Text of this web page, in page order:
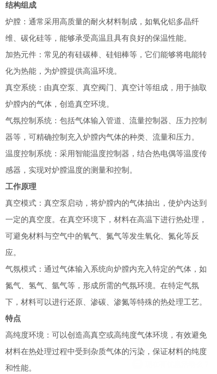
结构组成
炉膛：通常采用高质量的耐火材料制成，如氧化铝多晶纤
维、碳化硅等，能够承受高温且具有良好的保温性能。
加热元件：常见的有硅碳棒、硅钼棒等，它们能够将电能转
化为热能，为炉膛提供高温环境。
真空系统：由真空泵、真空阀门、真空计等组成，用于抽取
炉膛内的气体，创造真空环境。
气氛控制系统：包括气体输入管道、流量控制器、压力控制
器等，可精确控制充入炉膛内气体的种类、流量和压力。
温度控制系统：采用智能温度控制器，结合热电偶等温度传
感器，实现对炉膛温度的测量和控制。
工作原理
真空模式：真空泵启动，将炉膛内的气体抽出，使炉内达到
一定的真空度。在真空环境下，材料在高温下进行热处理，
可避免材料与空气中的氧气、氮气等发生氧化、氮化等反
应。
气氛模式：通过气体输入系统向炉膛内充入特定的气体，如
氮气、氢气、氩气等，形成所需的气氛环境。在特定气氛
下，材料可以进行还原、渗碳、渗氮等特殊的热处理工艺。
特点
高纯度环境：可以创造高真空或高纯度气体环境，有效避免
材料在热处理过程中受到杂质气体的污染，保证材料的纯度
和性能。